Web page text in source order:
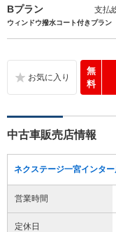
Bプラン 支払
ウィンドウ撥水コート付きプラン
無
料
中古車販売店情報
ネクステージ一宮インタ
営業時間
定休日